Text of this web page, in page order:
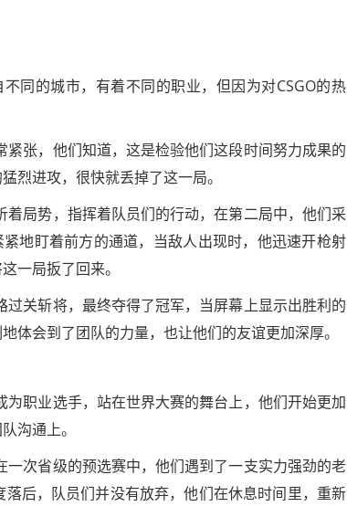
同的城市，有着不同的职业，但因为对CSGO的热
张，他们知道，这是检验他们这段时间努力成果的
烈进攻，很快就丢掉了这一局。
局势，指挥着队员们的行动，在第二局中，他们采
地盯着前方的通道，当敌人出现时，他迅速开枪射
一局扳了回来。
关斩将，最终夺得了冠军，当屏幕上显示出胜利的
体会到了团队的力量，也让他们的友谊更加深厚。
职业选手，站在世界大赛的舞台上，他们开始更加
沟通上。
次省级的预选赛中，他们遇到了一支实力强劲的老
后，队员们并没有放弃，他们在休息时间里，重新